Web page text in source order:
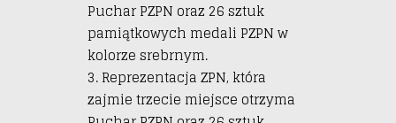
Puchar PZPN oraz 26 sztuk
pamiątkowych medali PZPN w
kolorze srebrnym.
3. Reprezentacja ZPN, która
zajmie trzecie miejsce otrzyma